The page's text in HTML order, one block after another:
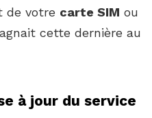
de votre carte SIM ou
cette dernière au
à jour du service